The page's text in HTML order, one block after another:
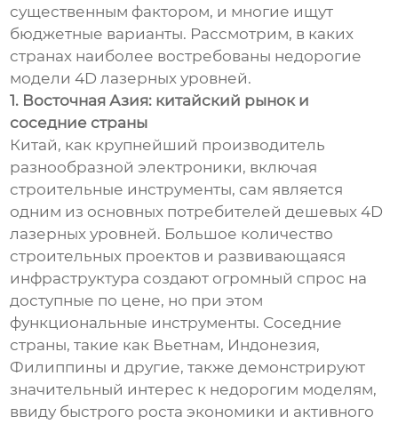
существенным фактором, и многие ищут
бюджетные варианты. Рассмотрим, в каких
странах наиболее востребованы недорогие
модели 4D лазерных уровней.
1. Восточная Азия: китайский рынок и
соседние страны
Китай, как крупнейший производитель
разнообразной электроники, включая
строительные инструменты, сам является
одним из основных потребителей дешевых 4D
лазерных уровней. Большое количество
строительных проектов и развивающаяся
инфраструктура создают огромный спрос на
доступные по цене, но при этом
функциональные инструменты. Соседние
страны, такие как Вьетнам, Индонезия,
Филиппины и другие, также демонстрируют
значительный интерес к недорогим моделям,
ввиду быстрого роста экономики и активного